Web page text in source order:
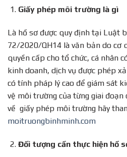
Giấy phép môi trường là gì
Là hồ sơ được quy định tại Luật
72/2020/QH14 là văn bản do cơ
quyền cấp cho tổ chức, cá nhân
kinh doanh, dịch vụ được phép
có tính pháp lý cao để giám sát
vệ môi trường của từng giai đoạn
về giấy phép môi trường hãy
moitruongbinhminh.com
Đối tượng cần thực hiện hồ